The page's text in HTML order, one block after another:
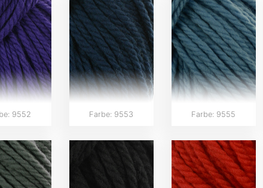
9552 Farbe: 9553 Farbe: 9555